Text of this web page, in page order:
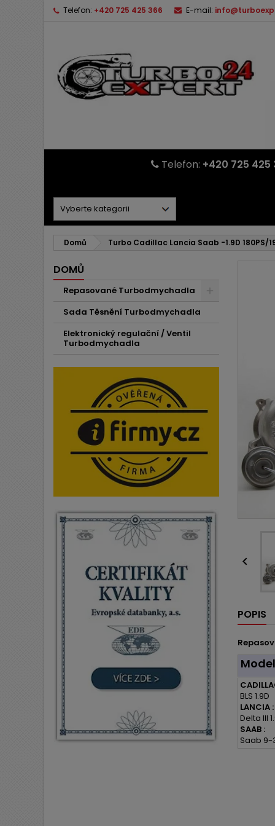
Telefon: +420 725 425 366 E-mail:
Telefon: +420 725 425
Domů Turbo Cadillac Lancia Saab -1.9D 180PS/
DOMŮ
Repasované Turbodmychadla
Sada Těsnění Turbodmychadla
Elektronický regulační / Ventil
Turbodmychadla

POPIS
Model
BLS 1.9D
LANCIA :
Delta III
SAAB :
Saab 9-